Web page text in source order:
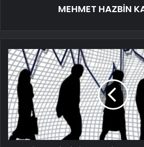
MEHMET HAZBİN